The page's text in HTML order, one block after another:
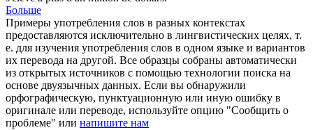
Больше
Примеры употребления слов в разных контекстах
предоставляются исключительно в лингвистических целях, т.
е. для изучения употребления слов в одном языке и вариантов
их перевода на другой. Все образцы собраны автоматически
из открытых источников с помощью технологии поиска на
основе двуязычных данных. Если вы обнаружили
орфографическую, пунктуационную или иную ошибку в
оригинале или переводе, используйте опцию "Сообщить о
проблеме" или напишите нам